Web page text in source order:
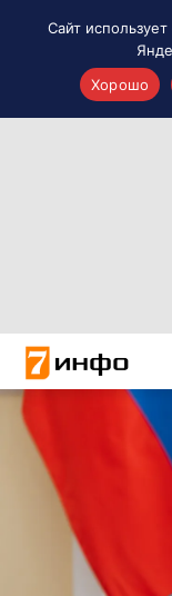
Новости
Политика
Новости
Все
Сайт
Хорошо